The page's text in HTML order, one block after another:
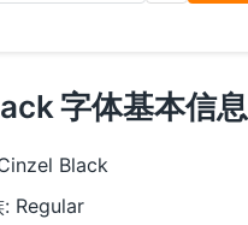
字体基本信息
Black
Regular